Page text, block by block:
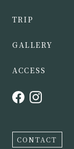
TRIP
GALLERY
ACCESS
CONTACT